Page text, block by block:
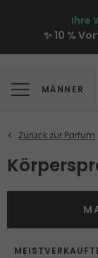
Ihre
✨ 10 %
MÄNNER